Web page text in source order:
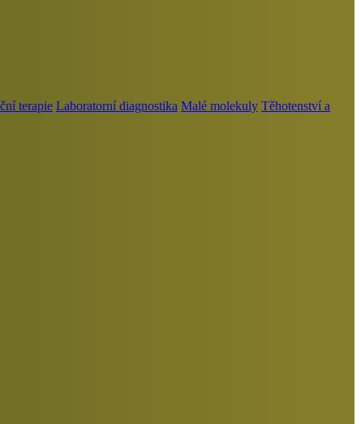
terapie Laboratorní diagnostika Malé molekuly Těhotenství a